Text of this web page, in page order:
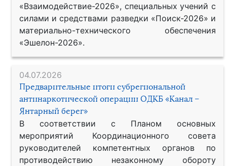
«Взаимодействие-2026», специальных учений с
силами и средствами разведки «Поиск-2026» и
материально-технического обеспечения
«Эшелон-2026».
04.07.2026
Предварительные итоги субрегиональной
антинаркотической операции ОДКБ «Канал –
Янтарный берег»
В соответствии с Планом основных
мероприятий Координационного совета
руководителей компетентных органов по
противодействию незаконному обороту